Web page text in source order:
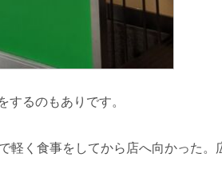
るのもありです。
く食事をしてから店へ向かった